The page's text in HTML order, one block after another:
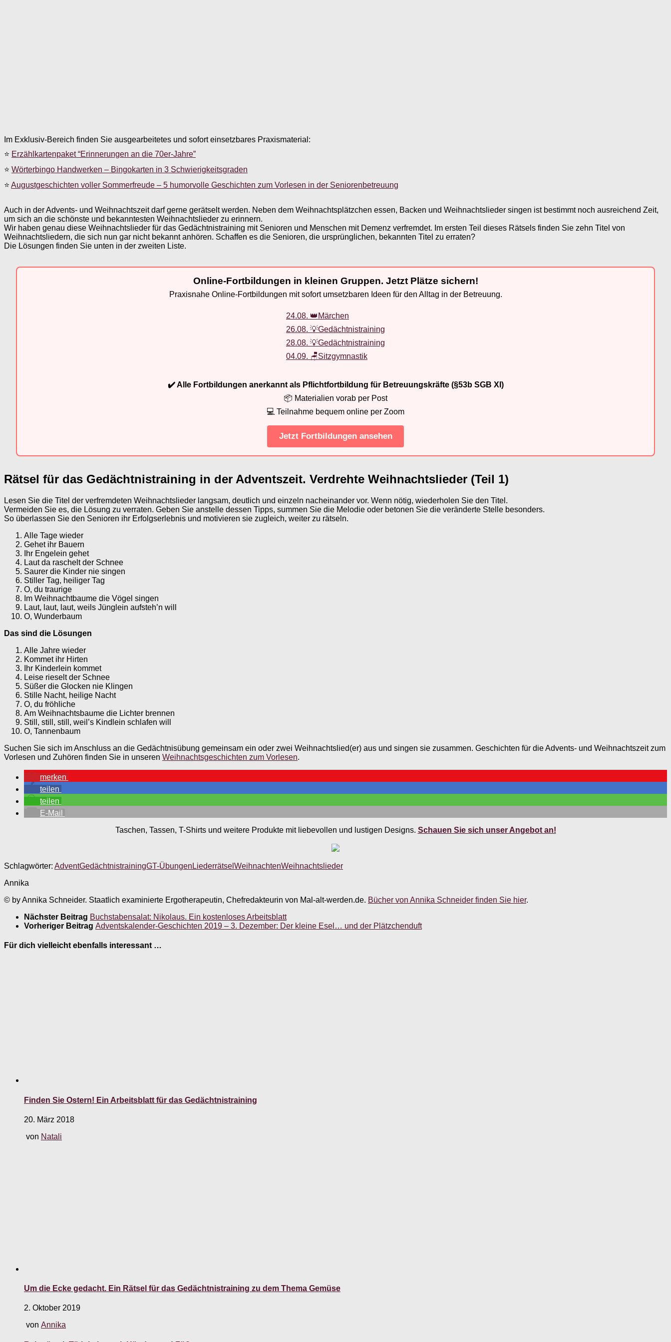
Im Exklusiv-Bereich finden Sie ausgearbeitetes und sofort einsetzbares Praxismaterial:
⭐ Erzählkartenpaket “Erinnerungen an die 70er-Jahre”
⭐ Wörterbingo Handwerken – Bingokarten in 3 Schwierigkeitsgraden
⭐ Augustgeschichten voller Sommerfreude – 5 humorvolle Geschichten zum Vorlesen in der Seniorenbetreuung
Auch in der Advents- und Weihnachtszeit darf gerne gerätselt werden. Neben dem Weihnachtsplätzchen essen, Backen und Weihnachtslieder singen ist bestimmt noch ausreichend Zeit,
um sich an die schönste und bekanntesten Weihnachtslieder zu erinnern.
Wir haben genau diese Weihnachtslieder für das Gedächtnistraining mit Senioren und Menschen mit Demenz verfremdet. Im ersten Teil dieses Rätsels finden Sie zehn Titel von
Weihnachtsliedern, die sich nun gar nicht bekannt anhören. Schaffen es die Senioren, die ursprünglichen, bekannten Titel zu erraten?
Die Lösungen finden Sie unten in der zweiten Liste.
Online-Fortbildungen in kleinen Gruppen. Jetzt Plätze sichern!
Praxisnahe Online-Fortbildungen mit sofort umsetzbaren Ideen für den Alltag in der Betreuung.
24.08. 👑Märchen
26.08. 💡Gedächtnistraining
28.08. 💡Gedächtnistraining
04.09. 🪑Sitzgymnastik
✔️ Alle Fortbildungen anerkannt als Pflichtfortbildung für Betreuungskräfte (§53b SGB XI)
📦 Materialien vorab per Post
💻 Teilnahme bequem online per Zoom
Jetzt Fortbildungen ansehen
Rätsel für das Gedächtnistraining in der Adventszeit. Verdrehte Weihnachtslieder (Teil 1)
Lesen Sie die Titel der verfremdeten Weihnachtslieder langsam, deutlich und einzeln nacheinander vor. Wenn nötig, wiederholen Sie den Titel.
Vermeiden Sie es, die Lösung zu verraten. Geben Sie anstelle dessen Tipps, summen Sie die Melodie oder betonen Sie die veränderte Stelle besonders.
So überlassen Sie den Senioren ihr Erfolgserlebnis und motivieren sie zugleich, weiter zu rätseln.
Alle Tage wieder
Gehet ihr Bauern
Ihr Engelein gehet
Laut da raschelt der Schnee
Saurer die Kinder nie singen
Stiller Tag, heiliger Tag
O, du traurige
Im Weihnachtbaume die Vögel singen
Laut, laut, laut, weils Jünglein aufsteh’n will
O, Wunderbaum
Das sind die Lösungen
Alle Jahre wieder
Kommet ihr Hirten
Ihr Kinderlein kommet
Leise rieselt der Schnee
Süßer die Glocken nie Klingen
Stille Nacht, heilige Nacht
O, du fröhliche
Am Weihnachtsbaume die Lichter brennen
Still, still, still, weil’s Kindlein schlafen will
O, Tannenbaum
Suchen Sie sich im Anschluss an die Gedächtnisübung gemeinsam ein oder zwei Weihnachtslied(er) aus und singen sie zusammen. Geschichten für die Advents- und Weihnachtszeit zum
Vorlesen und Zuhören finden Sie in unseren Weihnachtsgeschichten zum Vorlesen.
merken
teilen
teilen
E-Mail
Taschen, Tassen, T-Shirts und weitere Produkte mit liebevollen und lustigen Designs. Schauen Sie sich unser Angebot an!
Schlagwörter: AdventGedächtnistrainingGT-Übungen Liederrätsel WeihnachtenWeihnachtslieder
Annika
© by Annika Schneider. Staatlich examinierte Ergotherapeutin, Chefredakteurin von Mal-alt-werden.de. Bücher von Annika Schneider finden Sie hier.
Nächster Beitrag Buchstabensalat: Nikolaus. Ein kostenloses Arbeitsblatt
Vorheriger Beitrag Adventskalender-Geschichten 2019 – 3. Dezember: Der kleine Esel… und der Plätzchenduft
Für dich vielleicht ebenfalls interessant …
Finden Sie Ostern! Ein Arbeitsblatt für das Gedächtnistraining
20. März 2018
von Natali
Um die Ecke gedacht. Ein Rätsel für das Gedächtnistraining zu dem Thema Gemüse
2. Oktober 2019
von Annika